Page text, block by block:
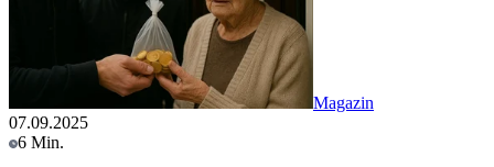
Magazin
07.09.2025
6 Min.